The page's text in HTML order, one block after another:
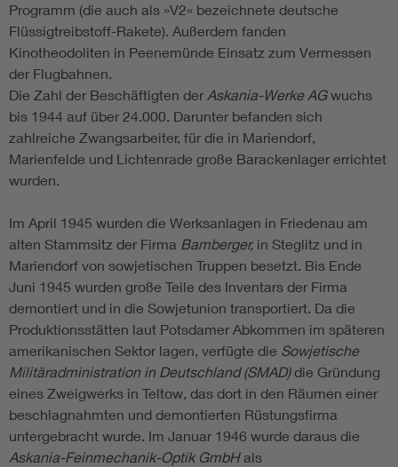
Programm (die auch als »V2« bezeichnete deutsche
Flüssigtreibstoff-Rakete). Außerdem fanden
Kinotheodoliten in Peenemünde Einsatz zum Vermessen
der Flugbahnen.
Die Zahl der Beschäftigten der Askania-Werke AGwuchs
bis 1944 auf über 24.000. Darunter befanden sich
zahlreiche Zwangsarbeiter, für die in Mariendorf,
Marienfelde und Lichtenrade große Barackenlager errichtet
wurden.
Im April 1945 wurden die Werksanlagen in Friedenau am
alten Stammsitz der Firma Bamberger, in Steglitz und in
Mariendorf von sowjetischen Truppen besetzt. Bis Ende
Juni 1945 wurden große Teile des Inventars der Firma
demontiert und in die Sowjetunion transportiert. Da die
Produktionsstätten laut Potsdamer Abkommen im späteren
amerikanischen Sektor lagen, verfügte die Sowjetische
Militäradministration in Deutschland (SMAD)die Gründung
eines Zweigwerks in Teltow, das dort in den Räumen einer
beschlagnahmten und demontierten Rüstungsfirma
untergebracht wurde. Im Januar 1946 wurde daraus die
Askania-Feinmechanik-Optik GmbHals